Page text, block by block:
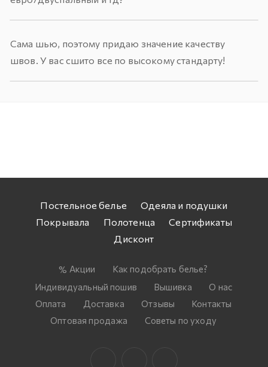
Сама шью, поэтому придаю значение качеству
швов. У вас сшито все по высокому стандарту!
Постельное белье
Одеяла и подушки
Покрывала
Полотенца
Сертификаты
Дисконт
Акции
Как подобрать белье?
Индивидуальный пошив
Вышивка
О нас
Оплата
Доставка Отзывы
Контакты
Оптовая продажа
Советы по уходу